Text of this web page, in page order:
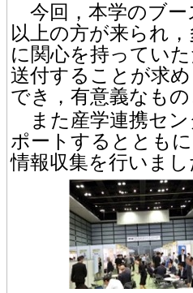
今回，本学のブー
以上の方が来られ
に関心を持ってい
送付することが求
でき，有意義なもの
また産学連携セン
ポートするととも
情報収集を行いまし